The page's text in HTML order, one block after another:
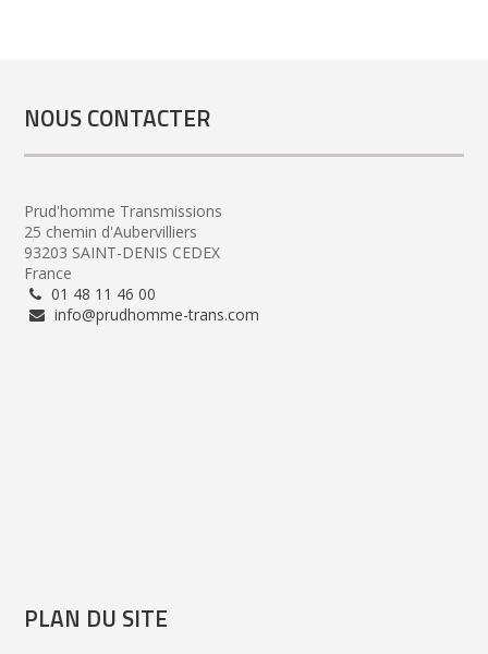
NOUS CONTACTER
Prud'homme Transmissions
25 chemin d'Aubervilliers
93203 SAINT-DENIS CEDEX
France
01 48 11 46 00
info@prudhomme-trans.com
PLAN DU SITE